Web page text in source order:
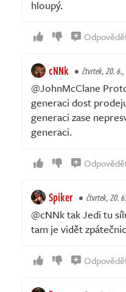
hloupý.
cNNk čtvrtek, 20. 6.,
@JohnMcClane
generaci dost
generaci zase
generaci.
Spiker čtvrtek, 20.
@cNNk tak Jedi tu
tam je vidět